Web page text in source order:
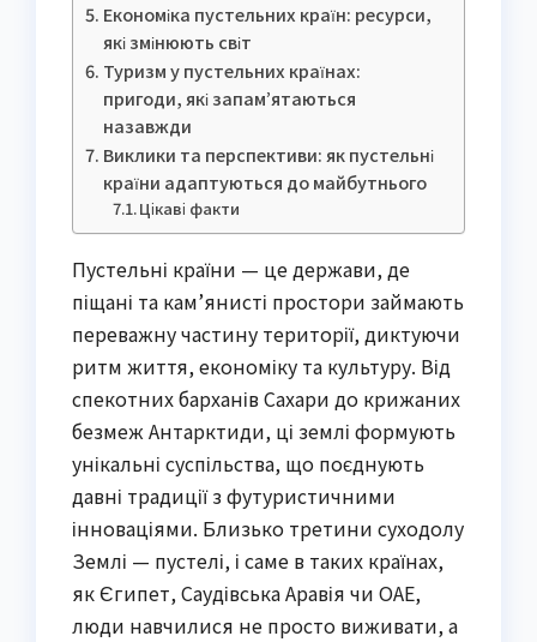
Економіка пустельних країн: ресурси,
які змінюють світ
Туризм у пустельних країнах:
пригоди, які запам’ятаються
назавжди
Виклики та перспективи: як пустельні
країни адаптуються до майбутнього
Цікаві факти
Пустельні країни — це держави, де
піщані та кам’янисті простори займають
переважну частину території, диктуючи
ритм життя, економіку та культуру. Від
спекотних барханів Сахари до крижаних
безмеж Антарктиди, ці землі формують
унікальні суспільства, що поєднують
давні традиції з футуристичними
інноваціями. Близько третини суходолу
Землі — пустелі, і саме в таких країнах,
як Єгипет, Саудівська Аравія чи ОАЕ,
люди навчилися не просто виживати, а